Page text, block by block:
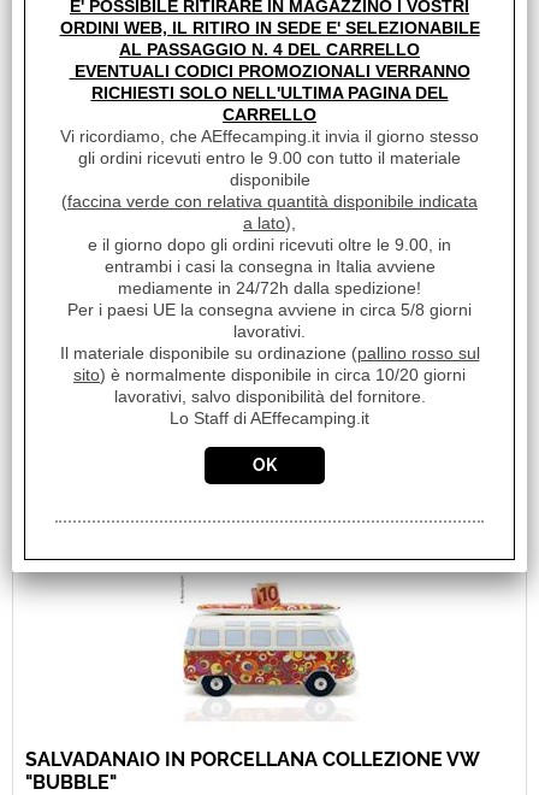
SACCO LETTO VAN VW T1 SINGOLO TITAN RED
Cod. art.:
WILTON BRADLEY
Unità di misura:
Misura cm: 180x150cm 2 stagioni Poly Pongee Fabric
Imbottitura: 80 GSM Colore: Titan Red Inclusa sacca
salvaspazio
Disponibilità:
Disponibile su Ordinazione in circa 10/20gg (Tempistica indicativa
Prezzo:
€ 60,99 Sconto 35.9%
SALVADANAIO IN PORCELLANA COLLEZIONE VW
"BUBBLE"
E' POSSIBILE RITIRARE IN MAGAZZINO I VOSTRI
ORDINI WEB, IL RITIRO IN SEDE E' SELEZIONABILE
AL PASSAGGIO N. 4 DEL CARRELLO
EVENTUALI CODICI PROMOZIONALI VERRANNO
RICHIESTI SOLO NELL'ULTIMA PAGINA DEL
CARRELLO
Vi ricordiamo, che AEffecamping.it invia il giorno stesso
gli ordini ricevuti entro le 9.00 con tutto il materiale
disponibile
(faccina verde con relativa quantità disponibile indicata
a lato),
e il giorno dopo gli ordini ricevuti oltre le 9.00, in
entrambi i casi la consegna in Italia avviene
mediamente in 24/72h dalla spedizione!
Per i paesi UE la consegna avviene in circa 5/8 giorni
lavorativi.
Il materiale disponibile su ordinazione (pallino rosso sul
sito) è normalmente disponibile in circa 10/20 giorni
lavorativi, salvo disponibilità del fornitore.
Lo Staff di AEffecamping.it